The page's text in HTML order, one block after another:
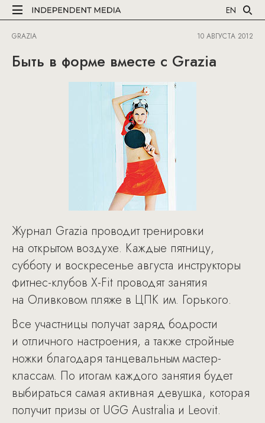
EN
GRAZIA 10 АВГУСТА 2012
Быть в форме вместе с Grazia
Журнал Grazia проводит тренировки
на открытом воздухе. Каждые пятницу,
субботу и воскресенье августа инструкторы
фитнес-клубов X-Fit проводят занятия
на Оливковом пляже в ЦПК им. Горького.
Все участницы получат заряд бодрости
и отличного настроения, а также стройные
ножки благодаря танцевальным мастер-
классам. По итогам каждого занятия будет
выбираться самая активная девушка, которая
получит призы от UGG Australia и Leovit.